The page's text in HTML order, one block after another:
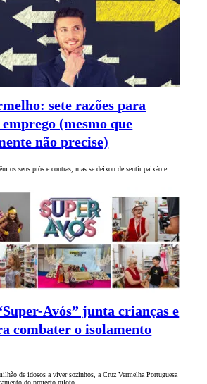
sete razões para
(mesmo que
não precise)
os seus prós e contras, mas se deixou de sentir paixão e
Avós” junta crianças e
combater o isolamento
de idosos a viver sozinhos, a Cruz Vermelha Portuguesa
do projecto-piloto…